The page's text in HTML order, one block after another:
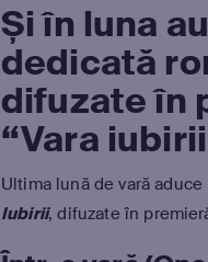
Și în luna
dedicată
difuzateîn
“Vara
Ultima lună de vară
Iubirii, difuzate în